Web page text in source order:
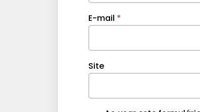
E-mail *
Site